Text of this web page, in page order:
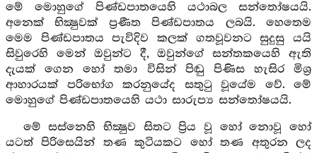
මේ මොහුගේ පිණ්ඩපාතයෙහි යථාබල සන්තෝෂයයි.
අනෙක් භික්‍ෂුවක් ප්‍රණීත පිණ්ඩපාතය ලබයි. හෙතෙම
මෙම පිණ්ඩපාතය පැවිදිව කලක් ගතවූවනට සුදුසු යයි
සිවුරෙහි මෙන් ඔවුන්ට දී, ඔවුන්ගේ සන්තකයෙහි ඇති
දැයක් ගෙන හෝ තමා විසින් පිඬු පිණිස හැසිර මිශ්‍ර
ආහාරයක් පරිභෝග කරනුයේද සතුටු වූයේම වේ. මේ
මොහුගේ පිණ්ඩපාතයෙහි යථා සාරුප්‍ය සන්තෝෂයයි.
මේ සස්නෙහි භික්‍ෂුව සිතට ප්‍රිය වූ හෝ නොවූ හෝ
යටත් පිරිසෙයින් තණ කුටියකට හෝ තණ අතුරන ලද